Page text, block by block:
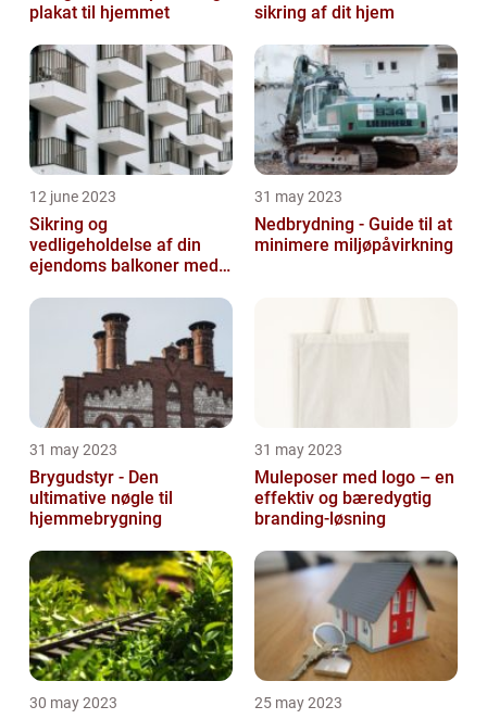
plakat til hjemmet
sikring af dit hjem
12 june 2023
Sikring og
vedligeholdelse af din
ejendoms balkoner med
31 may 2023
Nedbrydning - Guide til at
minimere miljøpåvirkning
31 may 2023
Brygudstyr - Den
ultimative nøgle til
hjemmebrygning
31 may 2023
Muleposer med logo – en
effektiv og bæredygtig
branding-løsning
30 may 2023 25 may 2023